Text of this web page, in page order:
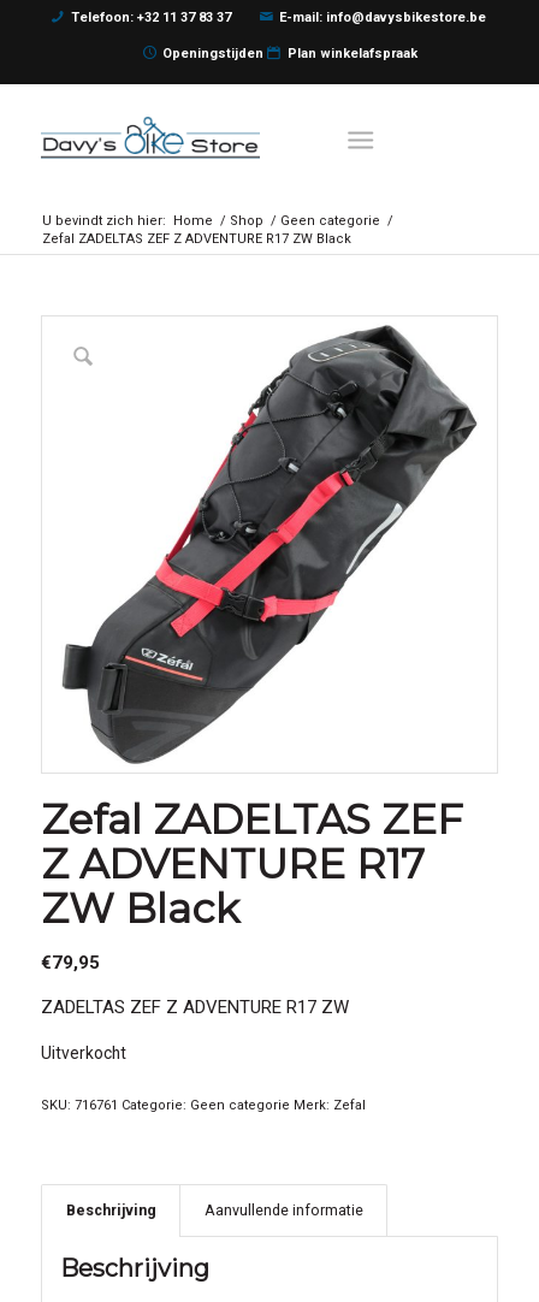
Telefoon: +32 11 37 83 37 E-mail: info@davysbikestore.be
Openingstijden Plan winkelafspraak
U bevindt zich hier: Home / Shop / Geen categorie /
Zefal ZADELTAS ZEF Z ADVENTURE R17 ZW Black
Zefal ZADELTAS ZEF
Z ADVENTURE R17
ZW Black
€79,95
ZADELTAS ZEF Z ADVENTURE R17 ZW
Uitverkocht
SKU: 716761 Categorie: Geen categorie Merk: Zefal
Beschrijving Aanvullende informatie
Beschrijving